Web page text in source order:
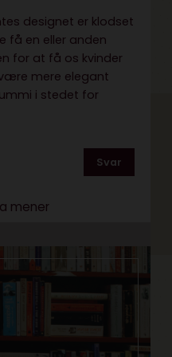
designet er klodset
få en eller anden
for at få os kvinder
mere elegant
i stedet for
Svar
mener